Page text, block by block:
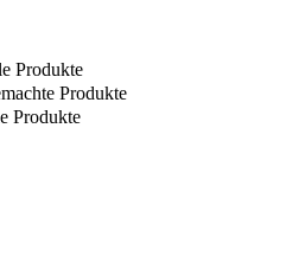
Produkte
Produkte
Produkte